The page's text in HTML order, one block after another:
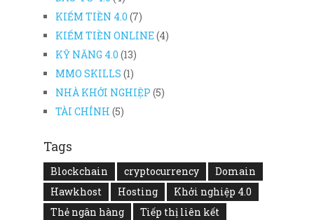
KIẾM TIỀN 4.0 (7)
KIẾM TIỀN ONLINE(4)
KỸ NĂNG 4.0 (13)
MMO SKILLS (1)
NHÀ KHỞI NGHIỆP (5)
TÀI CHÍNH (5)
Tags
Blockchain cryptocurrency
Domain
Hawkhost
Hosting
Khởi nghiệp 4.0
Thẻ ngân hàng
Tiếp thị liên kết